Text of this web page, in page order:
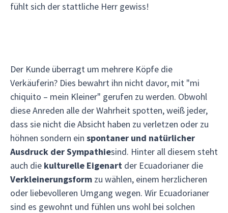
fühlt sich der stattliche Herr gewiss!
Der Kunde überragt um mehrere Köpfe die
Verkäuferin? Dies bewahrt ihn nicht davor, mit "mi
chiquito – mein Kleiner" gerufen zu werden. Obwohl
diese Anreden alle der Wahrheit spotten, weiß jeder,
dass sie nicht die Absicht haben zu verletzen oder zu
höhnen sondern ein spontaner und natürlicher
Ausdruck der Sympathiesind. Hinter all diesem steht
auch die kulturelle Eigenart der Ecuadorianer die
Verkleinerungsform zu wählen, einem herzlicheren
oder liebevolleren Umgang wegen. Wir Ecuadorianer
sind es gewohnt und fühlen uns wohl bei solchen